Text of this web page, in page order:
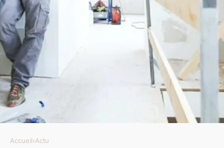
Accueil›Actu